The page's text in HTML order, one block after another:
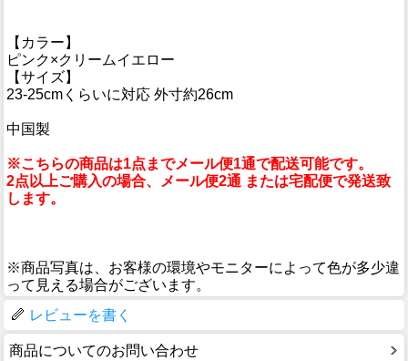
【カラー】
ピンク×クリームイエロー
【サイズ】
23-25cmくらいに対応 外寸約26cm
中国製
※こちらの商品は1点までメール便1通で配送可能です。
2点以上ご購入の場合、メール便2通 または宅配便で発送致
します。
※商品写真は、お客様の環境やモニターによって色が多少違
って見える場合がございます。
レビューを書く
商品についてのお問い合わせ